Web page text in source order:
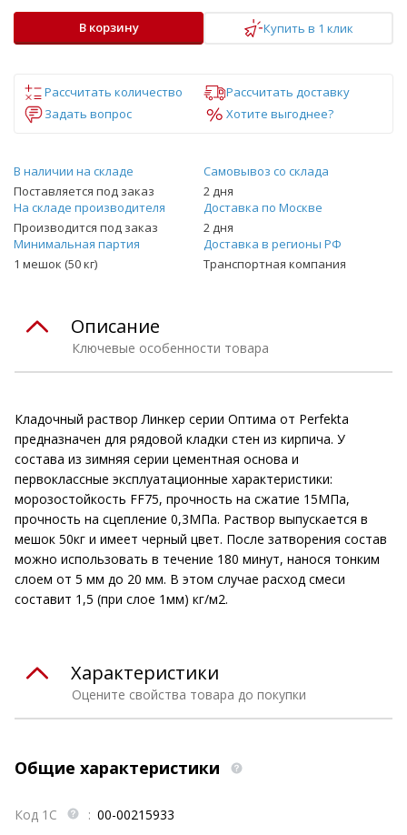
В корзину Купить в 1 клик
Рассчитать количество
Рассчитать доставку
Задать вопрос
Хотите выгоднее?
В наличии на складе
Поставляется под заказ
Самовывоз со склада
2 дня
На складе производителя
Производится под заказ
Доставка по Москве
2 дня
Минимальная партия
1 мешок (50 кг)
Доставка в регионы РФ
Транспортная компания
Ключевые особенности товара
Описание
Кладочный раствор Линкер серии Оптима от Perfekta
предназначен для рядовой кладки стен из кирпича. У
состава из зимняя серии цементная основа и
первоклассные эксплуатационные характеристики:
морозостойкость FF75, прочность на сжатие 15МПа,
прочность на сцепление 0,3МПа. Раствор выпускается в
мешок 50кг и имеет черный цвет. После затворения состав
можно использовать в течение 180 минут, нанося тонким
слоем от 5 мм до 20 мм. В этом случае расход смеси
составит 1,5 (при слое 1мм) кг/м2.
Оцените свойства товара до покупки
Характеристики
Общие характеристики
Код 1С : 00-00215933